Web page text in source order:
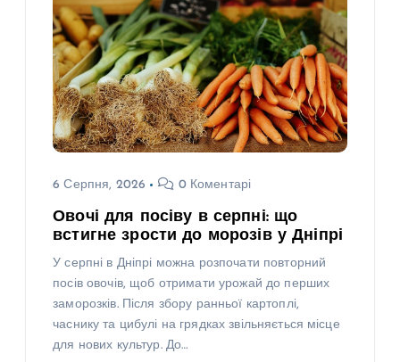
6 Серпня, 2026 0 Коментарі
Овочі для посіву в серпні: що
встигне зрости до морозів у Дніпрі
У серпні в Дніпрі можна розпочати повторний
посів овочів, щоб отримати урожай до перших
заморозків. Після збору ранньої картоплі,
часнику та цибулі на грядках звільняється місце
для нових культур. До…